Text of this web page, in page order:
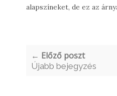
alapszíneket, de ez az
← Előző poszt
Újabb bejegyzés